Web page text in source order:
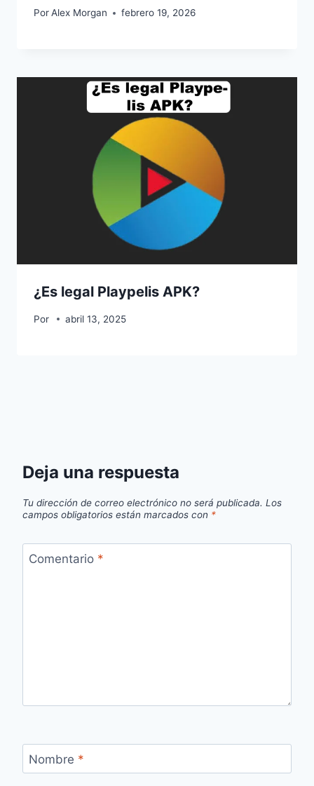
PorAlex Morgan febrero 19, 2026
¿Es legal Playpelis APK?
Por abril 13, 2025
Deja una respuesta
Tu dirección de correo electrónico no será publicada. Los
campos obligatorios están marcados con *
Comentario *
Nombre *